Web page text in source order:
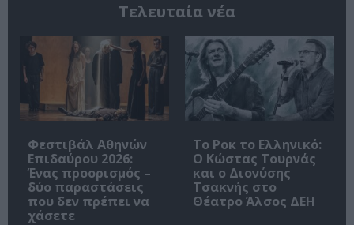
Τελευταία νέα
Φεστιβάλ Αθηνών
Επιδαύρου 2026:
Ένας προορισμός –
δύο παραστάσεις
που δεν πρέπει να
χάσετε
Το Ροκ το Ελληνικό:
Ο Κώστας Τουρνάς
και ο Διονύσης
Τσακνής στο
Θέατρο Άλσος ΔΕΗ